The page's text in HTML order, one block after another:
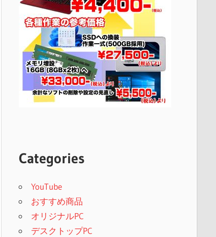
Categories
YouTube
おすすめ商品
オリジナルPC
デスクトップPC